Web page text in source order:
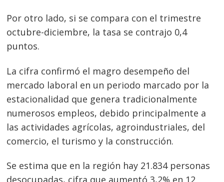
Por otro lado, si se compara con el trimestre
octubre-diciembre, la tasa se contrajo 0,4
puntos.
La cifra confirmó el magro desempeño del
mercado laboral en un periodo marcado por la
estacionalidad que genera tradicionalmente
numerosos empleos, debido principalmente a
las actividades agrícolas, agroindustriales, del
comercio, el turismo y la construcción.
Se estima que en la región hay 21.834 personas